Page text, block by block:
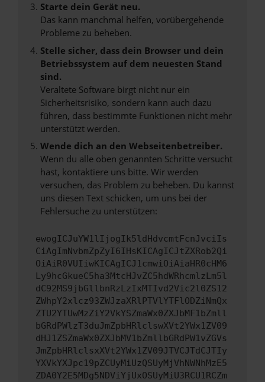
Starte dein Gerät neu.
Das kann manchmal helfen, vorübergehende
Probleme zu beheben.
Stelle sicher, dass dein Browser und dein
Betriebssystem auf dem neuesten Stand
sind.
Veraltete Software birgt nicht nur ein
Sicherheitsrisiko, sondern kann auch dazu
führen, dass bestimmte Funktionen nicht mehr
unterstützt werden.
Wende dich an den Webseitenbetreiber.
Wenn du alle oben genannten Schritte versucht
hast, kontaktiere uns bitte. Wir werden
versuchen, das Problem zu beheben. Du kannst
uns diesen Text schicken, um uns bei der
Fehlersuche zu unterstützen:
ewogICJuYW1lIjogIk5ldHdvcmtFcnJvciIs
CiAgImNvbmZpZyI6IHsKICAgICJtZXRob2Qi
OiAiR0VUIiwKICAgICJ1cmwiOiAiaHR0cHM6
Ly9hcGkueC5ha3MtcHJvZC5hdWRhcmlzLm5l
dC92MS9jbGllbnRzLzIxMTIvd2Vic2l0ZS12
ZWhpY2xlcz93ZWJzaXRlPTVlYTFlODZiNmQx
ZTU2YTUwMzZiY2VkYSZmaWx0ZXJbMF1bZmll
bGRdPWlzT3duJmZpbHRlclswXVt2YWx1ZV09
dHJ1ZSZmaWx0ZXJbMV1bZmllbGRdPW1vZGVs
JmZpbHRlclsxXVt2YWx1ZV09JTVCJTdCJTIy
YXVkYXJpc19pZCUyMiUzQSUyMjVhNWNhMzE5
ZDA0Y2E5MDg5NDViYjUxOSUyMiU3RCU1RCZm